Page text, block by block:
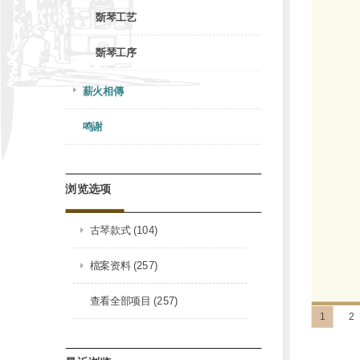
斲琴工艺
斲琴工序
薪火相傳
鸣谢
浏览选项
古琴款式 (104)
檔案资料 (257)
查看全部项目 (257)
1 2